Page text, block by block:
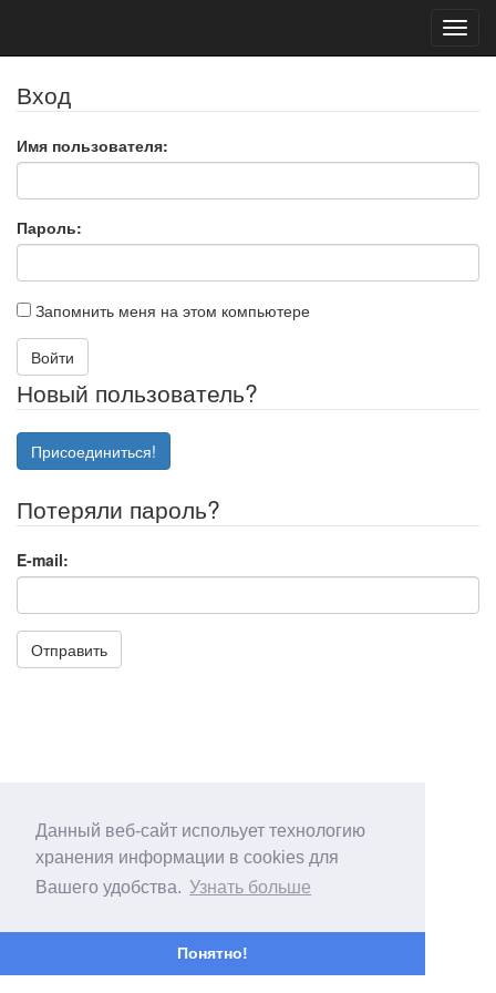
Данный веб-сайт испольует технологию
хранения информации в cookies для
Вашего удобства. Узнать больше
Понятно!
Вход
Имя пользователя:
Пароль:
Запомнить меня на этом компьютере
Войти
Новый пользователь?
Присоединиться!
Потеряли пароль?
E-mail:
Отправить